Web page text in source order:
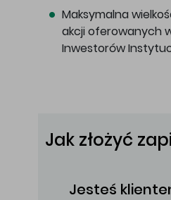
Maksymalna
akcji oferowanych
Inwestorów
Jak złożyć
Jesteś